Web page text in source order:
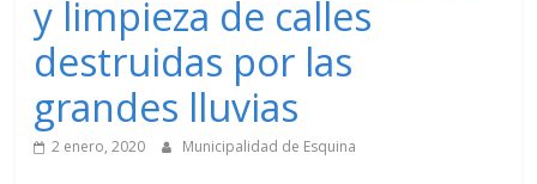
y limpieza de calles
destruidas por las
grandes lluvias
2 enero, 2020 Municipalidad de Esquina